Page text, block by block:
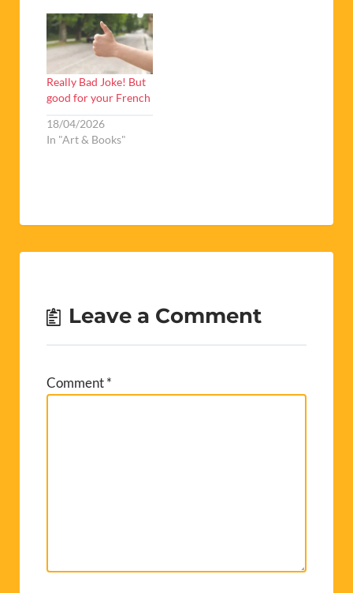
Really Bad Joke! But
good for your French
18/04/2026
In "Art & Books"
Leave a Comment
Comment*